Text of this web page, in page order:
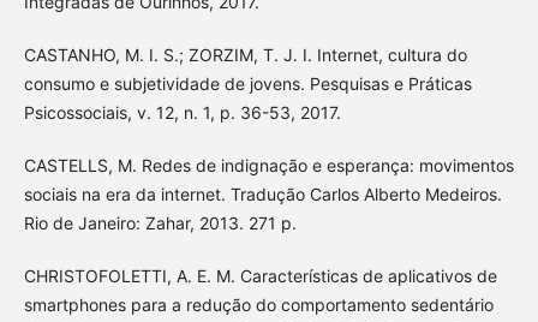
CASTANHO, M. I. S.; ZORZIM, T. J. I. Internet, cultura do
consumo e subjetividade de jovens. Pesquisas e Práticas
Psicossociais, v. 12, n. 1, p. 36-53, 2017.
CASTELLS, M. Redes de indignação e esperança: movimentos
sociais na era da internet. Tradução Carlos Alberto Medeiros.
Rio de Janeiro: Zahar, 2013. 271 p.
CHRISTOFOLETTI, A. E. M. Características de aplicativos de
smartphones para a redução do comportamento sedentário